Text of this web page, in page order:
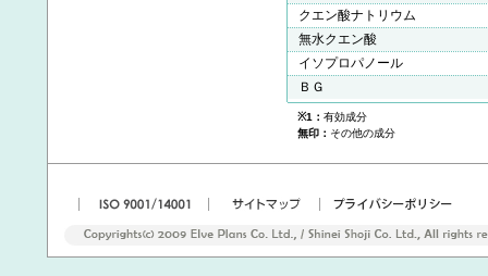
クエン酸ナトリウム
無水クエン酸
イソプロパノール
ＢＧ
※1： 有効成分
無印： その他の成分
|